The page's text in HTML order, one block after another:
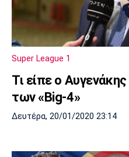
Super League 1
Τι είπε ο
των «Big-4»
Δευτέρα, 20/01/2020 23:14